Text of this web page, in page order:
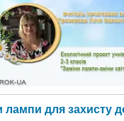
лампи для захисту